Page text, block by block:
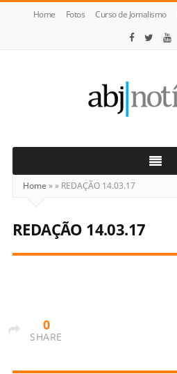
Home Fotos Curso de Jornalismo
Notícias
Home »» REDAÇÃO 14.03.17
REDAÇÃO 14.03.17
0
SHARE